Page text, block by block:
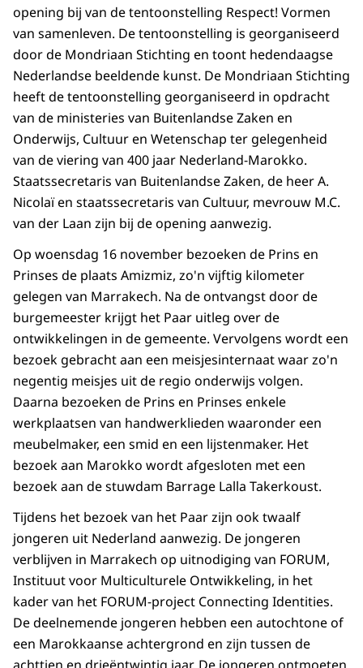
opening bij van de tentoonstelling Respect! Vormen
van samenleven. De tentoonstelling is georganiseerd
door de Mondriaan Stichting en toont hedendaagse
Nederlandse beeldende kunst. De Mondriaan Stichting
heeft de tentoonstelling georganiseerd in opdracht
van de ministeries van Buitenlandse Zaken en
Onderwijs, Cultuur en Wetenschap ter gelegenheid
van de viering van 400 jaar Nederland-Marokko.
Staatssecretaris van Buitenlandse Zaken, de heer A.
Nicolaï en staatssecretaris van Cultuur, mevrouw M.C.
van der Laan zijn bij de opening aanwezig.
Op woensdag 16 november bezoeken de Prins en
Prinses de plaats Amizmiz, zo'n vijftig kilometer
gelegen van Marrakech. Na de ontvangst door de
burgemeester krijgt het Paar uitleg over de
ontwikkelingen in de gemeente. Vervolgens wordt een
bezoek gebracht aan een meisjesinternaat waar zo'n
negentig meisjes uit de regio onderwijs volgen.
Daarna bezoeken de Prins en Prinses enkele
werkplaatsen van handwerklieden waaronder een
meubelmaker, een smid en een lijstenmaker. Het
bezoek aan Marokko wordt afgesloten met een
bezoek aan de stuwdam Barrage Lalla Takerkoust.
Tijdens het bezoek van het Paar zijn ook twaalf
jongeren uit Nederland aanwezig. De jongeren
verblijven in Marrakech op uitnodiging van FORUM,
Instituut voor Multiculturele Ontwikkeling, in het
kader van het FORUM-project Connecting Identities.
De deelnemende jongeren hebben een autochtone of
een Marokkaanse achtergrond en zijn tussen de